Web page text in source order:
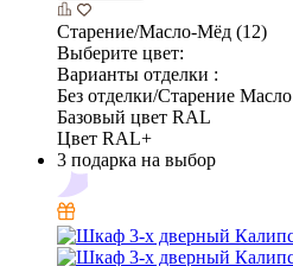
Старение/Масло-Мёд (12)
Выберите цвет:
Варианты отделки :
Без отделки/Старение Масло
Базовый цвет RAL
Цвет RAL+
3 подарка на выбор